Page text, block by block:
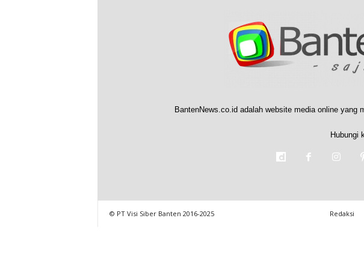
BantenNews.co.id adalah website media online
Hubungi
Redaksi
© PT Visi Siber Banten 2016-2025